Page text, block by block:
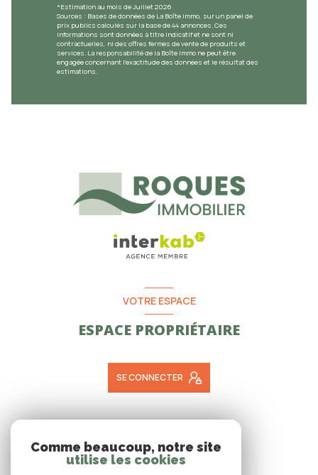
*Estimation au mois de Juillet 2026
Sources : Bases de données de La Boîte Immo, sur un panel de
prix publics calculés sur la base de 44 annonces. Ces
informations sont données à titre indicatif et ne sont ni
contractuelles, ni des offres fermes de vente de produits et
services. La responsabilité de la Boîte Immo ne peut être
engagée concernant l'exactitude des données et le résultat des
estimations.
VOTRE ESPACE
ESPACE PROPRIÉTAIRE
SE CONNECTER
NOUS ADHÉRONS
Comme beaucoup, notre site
utilise les cookies